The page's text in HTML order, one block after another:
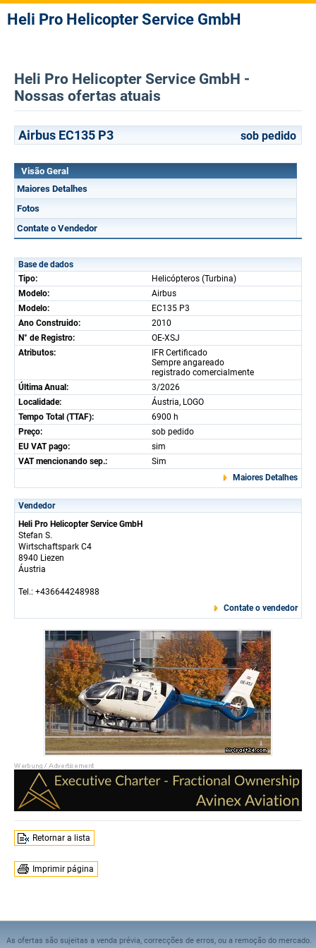
Heli Pro Helicopter Service GmbH
Heli Pro Helicopter Service GmbH -
Nossas ofertas atuais
Airbus EC135 P3 sob pedido
Visão Geral
Maiores Detalhes
Fotos
Contate o Vendedor
Base de dados
Tipo:
Helicópteros (Turbina)
Modelo:
Airbus
Modelo:
EC135 P3
Ano Construido:
2010
N° de Registro:
OE-XSJ
Atributos:
IFR Certificado
Sempre angareado
registrado comercialmente
Última Anual:
3/2026
Localidade:
Áustria, LOGO
Tempo Total (TTAF):
6900 h
Preço:
sob pedido
EU VAT pago:
sim
VAT mencionando sep.:
Sim
Maiores Detalhes
Vendedor
Heli Pro Helicopter Service GmbH
Stefan S.
Wirtschaftspark C4
8940 Liezen
Áustria
Tel.: +436644248988
Contate o vendedor
Retornar a lista
Imprimir página
As ofertas são sujeitas a venda prévia, correcções de erros, ou a remoção do mercado.